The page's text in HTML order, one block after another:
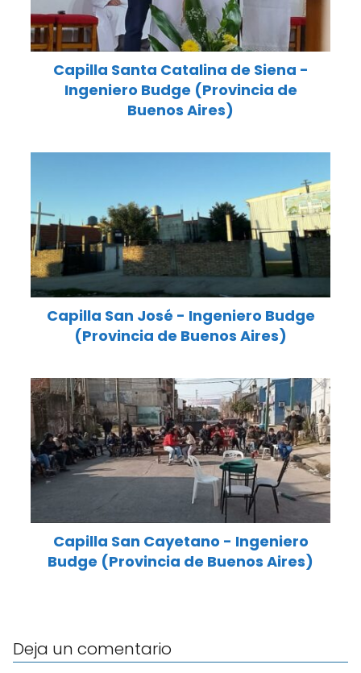
Capilla Santa Catalina de Siena -
Ingeniero Budge (Provincia de
Buenos Aires)
Capilla San José - Ingeniero Budge
(Provincia de Buenos Aires)
Capilla San Cayetano - Ingeniero
Budge (Provincia de Buenos Aires)
Deja un comentario